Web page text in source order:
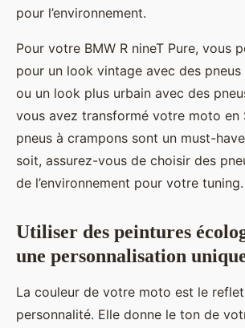
pour l’environnement.
Pour votre BMW R nineT Pure, vous
pour un look vintage avec des
ou un look plus urbain avec des
vous avez transformé votre moto en
pneus à crampons sont un must-
soit, assurez-vous de choisir des
de l’environnement pour votre tuning.
Utiliser des peintures
une personnalisation
La couleur de votre moto est le
personnalité. Elle donne le ton de